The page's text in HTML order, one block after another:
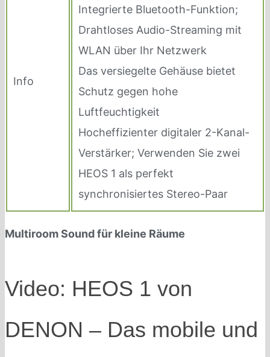
Info
Integrierte Bluetooth-Funktion;
Drahtloses Audio-Streaming mit
WLAN über Ihr Netzwerk
Das versiegelte Gehäuse bietet
Schutz gegen hohe
Luftfeuchtigkeit
Hocheffizienter digitaler 2-Kanal-
Verstärker; Verwenden Sie zwei
HEOS 1 als perfekt
synchronisiertes Stereo-Paar
Multiroom Sound für kleine Räume
Video: HEOS 1 von
DENON – Das mobile und